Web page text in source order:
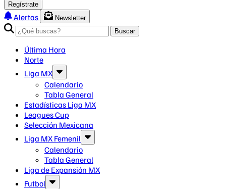
Regístrate
Alertas
Newsletter
Buscar
Última Hora
Norte
Liga MX
Calendario
Tabla General
Estadísticas Liga MX
Leagues Cup
Selección Mexicana
Liga MX Femenil
Calendario
Tabla General
Liga de Expansión MX
Futbol